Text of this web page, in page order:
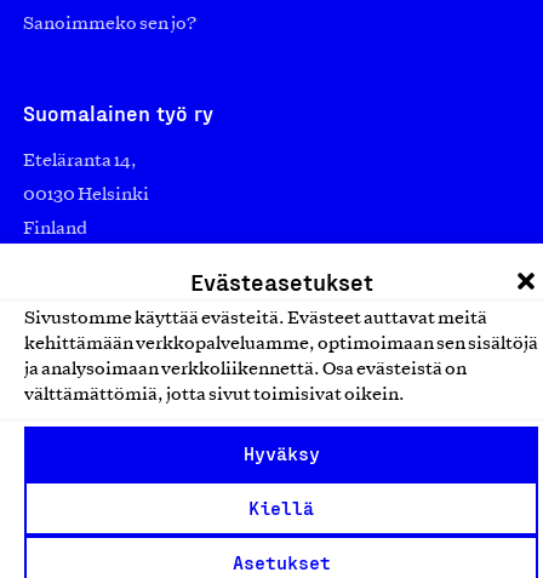
Evästeasetukset
Sivustomme käyttää evästeitä. Evästeet auttavat meitä
kehittämään verkkopalveluamme, optimoimaan sen sisältöjä
ja analysoimaan verkkoliikennettä. Osa evästeistä on
välttämättömiä, jotta sivut toimisivat oikein.
Hyväksy
Kiellä
Asetukset
Sanoimmeko sen jo?
Suomalainen työ ry
Eteläranta 14,
00130 Helsinki
Finland
laskutus@suomalainentyo.fi
Avainlippu